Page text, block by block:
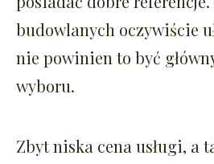
budowlanych oczywiście
nie powinien to być
wyboru.
Zbyt niska cena usługi, a